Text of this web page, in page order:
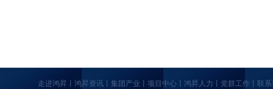
走进鸿昇 鸿昇资讯 集团产业 项目中心 鸿昇人力 党群工作 联